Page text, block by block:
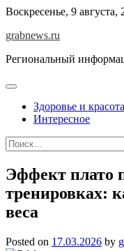
Skip
content
Воскресенье, 9 августа,
grabnews.ru
Региональный
Здоровье и красота
Интересное
Найти:
Эффект плато
тренировках:
веса
Posted on 17.03.2026 by